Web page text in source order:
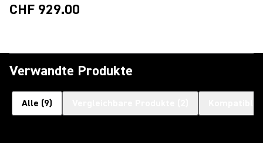
CHF 929.00
Verwandte Produkte
Alle (9)